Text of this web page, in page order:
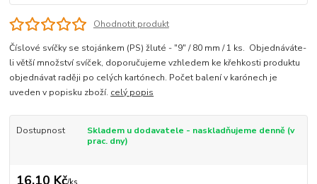
Ohodnotit produkt
Číslové svíčky se stojánkem (PS) žluté - "9" / 80 mm / 1 ks. Objednáváte-
li větší množství svíček, doporučujeme vzhledem ke křehkosti produktu
objednávat raději po celých kartónech. Počet balení v karónech je
uveden v popisku zboží. celý popis
Dostupnost
Skladem u dodavatele - naskladňujeme denně (v
prac. dny)
16,10 Kč